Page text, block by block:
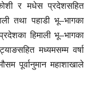
र मधेस प्रदेशसहित
तथा पहाडी भू–भागका
हिमाली भू–भागका
मध्यमसम्म वर्षा
पूर्वानुमान महाशाखाले